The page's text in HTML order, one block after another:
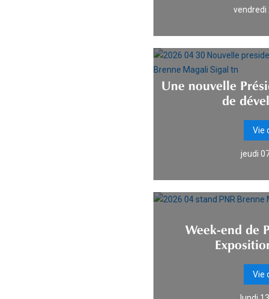
vendredi
Une nouvelle
de
Vie
jeudi
Week-end de
Vie